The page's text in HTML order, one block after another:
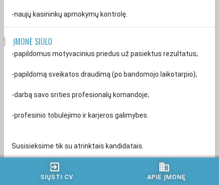
exit_to_app
SIŲSTI CV
business
APIE ĮMONĘ
-naujų kasininkų apmokymų kontrolę.
ĮMONĖ SIŪLO
-papildomus motyvacinius priedus už pasiektus rezultatus;
-papildomą sveikatos draudimą (po bandomojo laikotarpio);
-darbą savo srities profesionalų komandoje;
-profesinio tobulėjimo ir karjeros galimybes.
Susisieksime tik su atrinktais kandidatais.
Atsiliepdami į karjeros skelbimą ir pateikdami savo CV, Jūs
patikite MAXIMA LT, UAB savo asmens duomenis. Išsamią